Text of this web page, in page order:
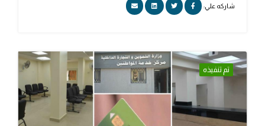
شاركه علي:
تم تنفيذه